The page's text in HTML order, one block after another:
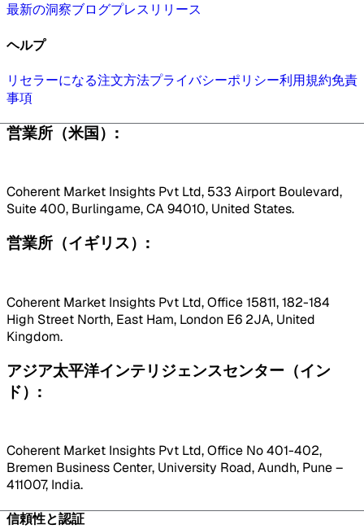
最新の洞察ブログプレスリリース
ヘルプ
リセラーになる注文方法プライバシーポリシー利用規約免責
事項
営業所（米国）:
Coherent Market Insights Pvt Ltd, 533 Airport Boulevard,
Suite 400, Burlingame, CA 94010, United States.
営業所（イギリス）:
Coherent Market Insights Pvt Ltd, Office 15811, 182-184
High Street North, East Ham, London E6 2JA, United
Kingdom.
アジア太平洋インテリジェンスセンター（イン
ド）:
Coherent Market Insights Pvt Ltd, Office No 401-402,
Bremen Business Center, University Road, Aundh, Pune –
411007, India.
信頼性と認証